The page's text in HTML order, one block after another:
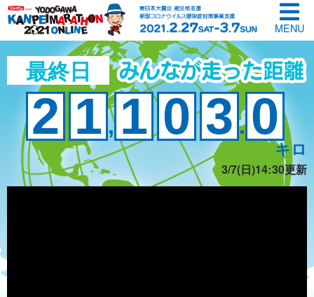
MENU
最終日
2 1 , 1 0 3 . 0
キロ
3/7(日)14:30更新